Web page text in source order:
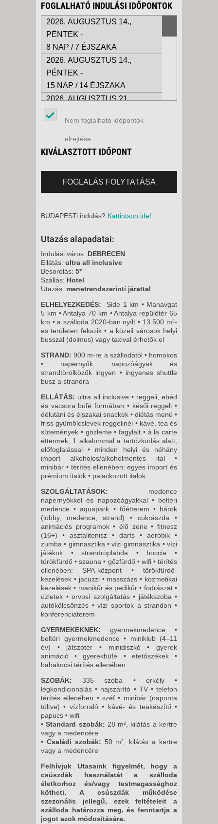
FOGLALHATÓ INDULÁSI IDŐPONTOK
2026. AUGUSZTUS 14.,
PÉNTEK -
8 NAP / 7 ÉJSZAKA
2026. AUGUSZTUS 14.,
PÉNTEK -
15 NAP / 14 ÉJSZAKA
2026. AUGUSZTUS 21.,
PÉNTEK -
15 NAP / 14 ÉJSZAKA
2026. AUGUSZTUS 21.,
PÉNTEK -
2026. AUGUSZTUS 28.,
2026. AUGUSZTUS 28.,
8 NAP / 7 ÉJSZAKA
2026. SZEPTEMBER 04.,
PÉNTEK -
15 NAP / 14 ÉJSZAKA
2026. SZEPTEMBER 04.,
PÉNTEK -
8 NAP / 7 ÉJSZAKA
2026. SZEPTEMBER 11.,
PÉNTEK -
8 NAP / 7 ÉJSZAKA
Nem foglalható időpontok
elrejtése
KIVÁLASZTOTT IDŐPONT
FOGLALÁS FOLYTATÁSA
BUDAPESTi indulás? Kattintson ide!
Utazás alapadatai:
Indulási város: DEBRECEN
Ellátás: ultra all inclusive
Besorolás: 5*
Szállás: Hotel
Utazás: menetrendszerinti járattal
ELHELYEZKEDÉS:
Side 1 km • Manavgat
5 km • Antalya 70 km • Antalya repülőtér 65
km • a szálloda 2020-ban nyílt • 13 500 m²-
es területen fekszik • a közeli városok helyi
busszal (dolmus) vagy taxival érhetők el
STRAND: 900 m-re a szállodától • homokos
• napernyők, napozóágyak és
strandtörölközők ingyen • ingyenes shuttle
busz a strandra
ELLÁTÁS: ultra all inclusive • reggeli, ebéd
és vacsora büfé formában • késői reggeli •
délutáni és éjszakai snackek • diétás menü •
friss gyümölcslevek reggelinél • kávé, tea és
sütemények • gözleme • fagylalt • à la carte
éttermek, 1 alkalommal a tartózkodás alatt,
előfoglalással • minden helyi és néhány
import alkoholos/alkoholmentes ital •
minibár • térítés ellenében: egyes import és
prémium italok • palackozott italok
SZOLGÁLTATÁSOK: medence
napernyőkkel és napozóágyakkal • beltéri
medence • aquapark • főétterem • bárok
(lobby, medence, strand) • cukrászda •
animációs programok • élő zene • fitnesz
(16+) • asztalitenisz • darts • aerobik •
zumba • gimnasztika • vízi gimnasztika • vízi
játékok • strandröplabda • boccia •
törökfürdő • szauna • gőzfürdő • wifi • térítés
ellenében: SPA-központ • törökfürdő-
kezelések • jacuzzi • masszázs • kozmetikai
kezelések • manikűr és pedikűr • fodrászat •
üzletek • orvosi szolgáltatás • játékszoba •
autókölcsönzés • vízi sportok a strandon •
konferenciaterem
GYERMEKEKNEK: gyermekmedence •
beltéri gyermekmedence • miniklub (4–11
év) • játszótér • minidiszkó • gyerek
animáció • gyerekbüfé • etetőszékek •
babakocsi térítés ellenében
SZOBÁK: 335 szoba • erkély •
légkondicionálás • hajszárító • TV • telefon
térítés ellenében • széf • minibár (naponta
töltve) • vízforraló • kávé- és teakészítő •
papucs • wifi
•Standard szobák: 28 m², kilátás a kertre
vagy a medencére
• Családi szobák: 50 m², kilátás a kertre
vagy a medencére
Felhívjuk Utasaink figyelmét, hogy a
csúszdák használatát a szálloda
életkorhoz és/vagy testmagassághoz
kötheti. A csúszdák működése
szezonális jellegű, ezek feltételeit a
szálloda határozza meg, és fenntartja a
jogot azok módosítására.